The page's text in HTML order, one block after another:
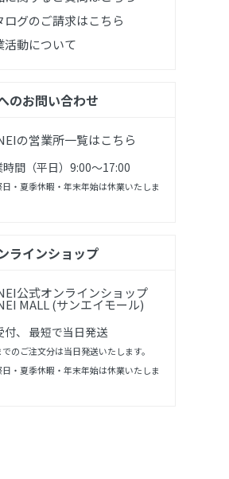
ログのご請求はこちら
活動について
のお問い合わせ
の営業所一覧はこちら
間（平日）9:00～17:00
・夏季休暇・年末年始は休業いたしま
ラインショップ
公式オンラインショップ
MALL (サンエイモール)
付、 最短で当日発送
のご注文分は当日発送いたします。
・夏季休暇・年末年始は休業いたしま